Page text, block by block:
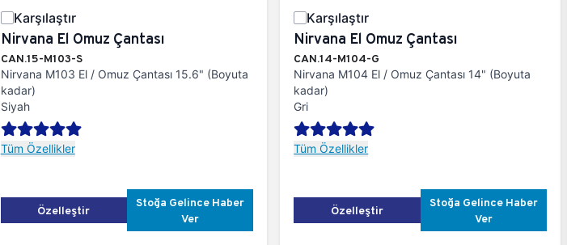
Karşılaştır
Nirvana El Omuz Çantası
CAN.15-M103-S
Nirvana M103 El / Omuz Çantası 15.6" (Boyuta
kadar)
Siyah
Tüm Özellikler
Özelleştir
Stoğa Gelince Haber
Ver
Karşılaştır
Nirvana El Omuz Çantası
CAN.14-M104-G
Nirvana M104 El / Omuz Çantası 14" (Boyuta
kadar)
Gri
Tüm Özellikler
Özelleştir
Stoğa Gelince Haber
Ver